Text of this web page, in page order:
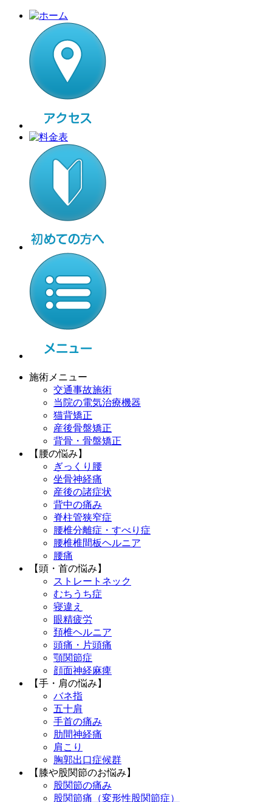
施術メニュー
交通事故施術
当院の電気治療機器
猫背矯正
産後骨盤矯正
背骨・骨盤矯正
【腰の悩み】
ぎっくり腰
坐骨神経痛
産後の諸症状
背中の痛み
脊柱管狭窄症
腰椎分離症・すべり症
腰椎椎間板ヘルニア
腰痛
【頭・首の悩み】
ストレートネック
むちうち症
寝違え
眼精疲労
頚椎ヘルニア
頭痛・片頭痛
顎関節症
顔面神経麻痺
【手・肩の悩み】
バネ指
五十肩
手首の痛み
肋間神経痛
肩こり
胸郭出口症候群
【膝や股関節のお悩み】
股関節の痛み
股関節痛（変形性股関節症）